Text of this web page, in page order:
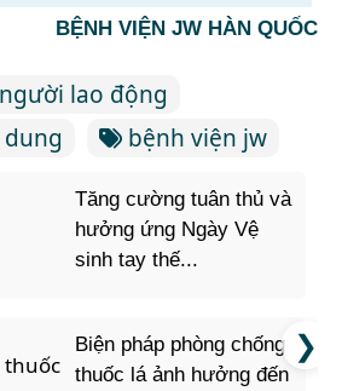
BỆNH VIỆN JW HÀN QUỐC
lao động
dung
bệnh viện jw
Tăng cường tuân thủ và
hưởng ứng Ngày Vệ
sinh tay thế...
Biện pháp phòng chống
thuốc lá ảnh hưởng đến